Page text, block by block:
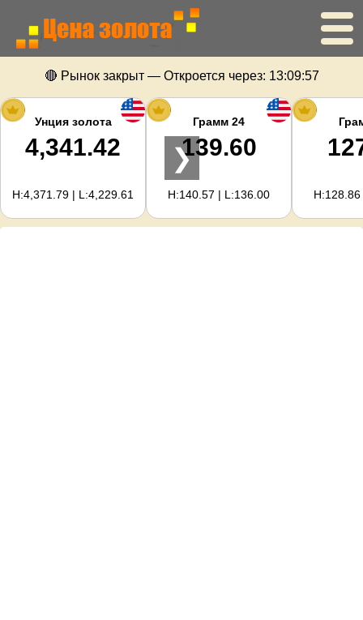
Главная
Цена золота
Цена серебра
Калькулятор золота
🔴 Рынок закрыт — Откроется через: 13:09:57
Унция золота
4,341.42
H:4,371.79 | L:4,229.61
Грамм 24
139.60
H:140.57 | L:136.00
❯